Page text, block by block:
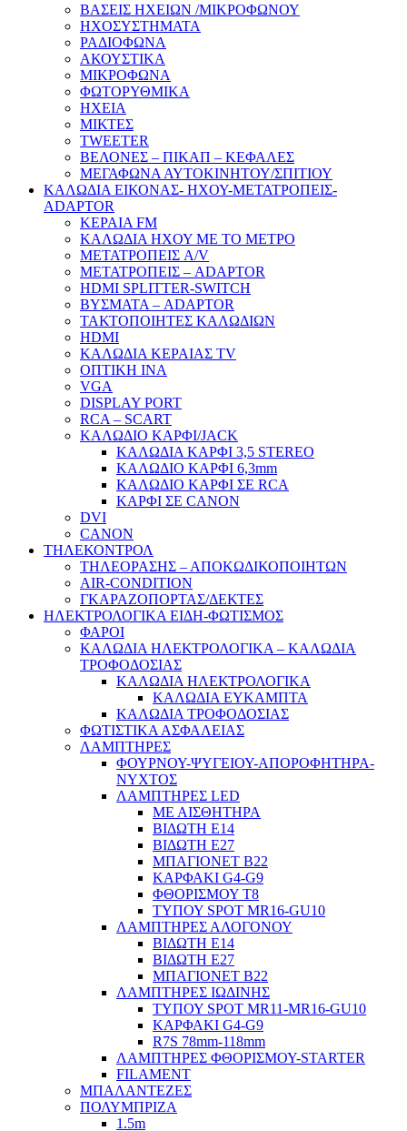
ΒΑΣΕΙΣ ΗΧΕΙΩΝ /ΜΙΚΡΟΦΩΝΟΥ
ΗΧΟΣΥΣΤΗΜΑΤΑ
ΡΑΔΙΟΦΩΝΑ
ΑΚΟΥΣΤΙΚΑ
ΜΙΚΡΟΦΩΝΑ
ΦΩΤΟΡΥΘΜΙΚΑ
ΗΧΕΙΑ
ΜΙΚΤΕΣ
TWEETER
ΒΕΛΟΝΕΣ – ΠΙΚΑΠ – ΚΕΦΑΛΕΣ
ΜΕΓΑΦΩΝΑ ΑΥΤΟΚΙΝΗΤΟΥ/ΣΠΙΤΙΟΥ
ΚΑΛΩΔΙΑ ΕΙΚΟΝΑΣ- ΗΧΟΥ-ΜΕΤΑΤΡΟΠΕΙΣ-
ADAPTOR
ΚΕΡΑΙΑ FM
ΚΑΛΩΔΙΑ ΗΧΟΥ ΜΕ ΤΟ ΜΕΤΡΟ
ΜΕΤΑΤΡΟΠΕΙΣ A/V
ΜΕΤΑΤΡΟΠΕΙΣ – ADAPTOR
HDMI SPLITTER-SWITCH
ΒΥΣΜΑΤΑ – ADAPTOR
ΤΑΚΤΟΠΟΙΗΤΕΣ ΚΑΛΩΔΙΩΝ
HDMI
ΚΑΛΩΔΙΑ ΚΕΡΑΙΑΣ TV
ΟΠΤΙΚΗ ΙΝΑ
VGA
DISPLAY PORT
RCA – SCART
ΚΑΛΩΔΙΟ ΚΑΡΦΙ/JACK
ΚΑΛΩΔΙΑ ΚΑΡΦΙ 3,5 STEREO
ΚΑΛΩΔΙΟ ΚΑΡΦΙ 6,3mm
ΚΑΛΩΔΙΟ ΚΑΡΦΙ ΣΕ RCA
ΚΑΡΦΙ ΣΕ CANON
DVI
CANON
ΤΗΛΕΚΟΝΤΡΟΛ
ΤΗΛΕΟΡΑΣΗΣ – ΑΠΟΚΩΔΙΚΟΠΟΙΗΤΩΝ
AIR-CONDITION
ΓΚΑΡΑΖΟΠΟΡΤΑΣ/ΔΕΚΤΕΣ
ΗΛΕΚΤΡΟΛΟΓΙΚΑ ΕΙΔΗ-ΦΩΤΙΣΜΟΣ
ΦΑΡΟΙ
ΚΑΛΩΔΙΑ ΗΛΕΚΤΡΟΛΟΓΙΚΑ – ΚΑΛΩΔΙΑ
ΤΡΟΦΟΔΟΣΙΑΣ
ΚΑΛΩΔΙΑ ΗΛΕΚΤΡΟΛΟΓΙΚΑ
ΚΑΛΩΔΙΑ ΕΥΚΑΜΠΤΑ
ΚΑΛΩΔΙΑ ΤΡΟΦΟΔΟΣΙΑΣ
ΦΩΤΙΣΤΙΚΑ ΑΣΦΑΛΕΙΑΣ
ΛΑΜΠΤΗΡΕΣ
ΦΟΥΡΝΟΥ-ΨΥΓΕΙΟΥ-ΑΠΟΡΟΦΗΤΗΡΑ-
ΝΥΧΤΟΣ
ΛΑΜΠΤΗΡΕΣ LED
ΜΕ ΑΙΣΘΗΤΗΡΑ
ΒΙΔΩΤΗ Ε14
ΒΙΔΩΤΗ Ε27
ΜΠΑΓΙΟΝΕΤ Β22
ΚΑΡΦΑΚΙ G4-G9
ΦΘΟΡΙΣΜΟΥ Τ8
ΤΥΠΟΥ SPOT MR16-GU10
ΛΑΜΠΤΗΡΕΣ ΑΛΟΓΟΝΟΥ
ΒΙΔΩΤΗ Ε14
ΒΙΔΩΤΗ Ε27
ΜΠΑΓΙΟΝΕΤ Β22
ΛΑΜΠΤΗΡΕΣ ΙΩΔΙΝΗΣ
ΤΥΠΟΥ SPOT MR11-MR16-GU10
ΚΑΡΦΑΚΙ G4-G9
R7S 78mm-118mm
ΛΑΜΠΤΗΡΕΣ ΦΘΟΡΙΣΜΟΥ-STARTER
FILAMENT
ΜΠΑΛΑΝΤΕΖΕΣ
ΠΟΛΥΜΠΡΙΖΑ
1.5m